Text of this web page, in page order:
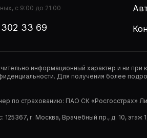
с 9:00 до 21:00
33 69
информационный характер и ни
Для получения более
по страхованию: ПАО СК «Росгосстрах»
125367, г. Москва, Врачебный пр., д. 10,